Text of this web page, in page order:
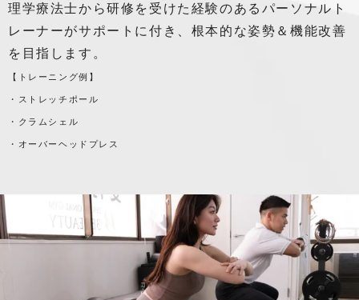
理学療法士から研修を受けた経験のあるパーソナルト
レーナーがサポートに付き、根本的な姿勢＆機能改善
を目指します。
【トレーニング例】
・ストレッチポール
・クラムシェル
・オーバーヘッドプレス